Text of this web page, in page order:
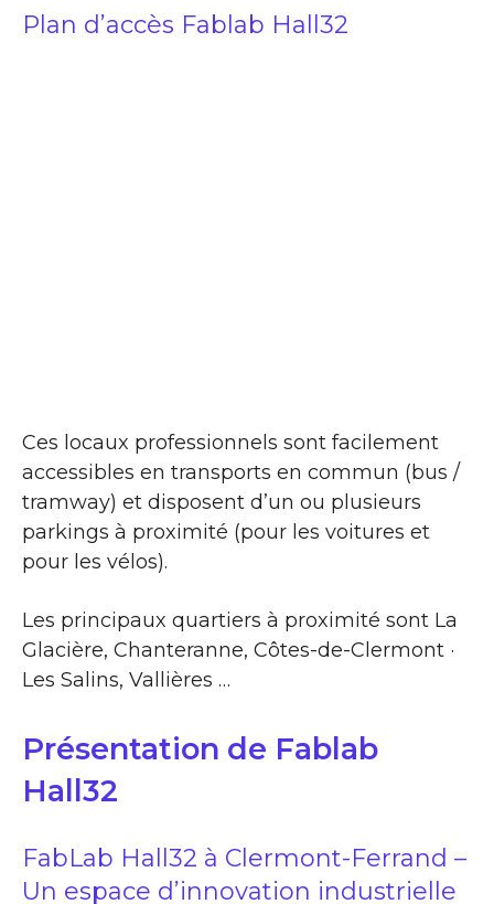
Plan d’accès Fablab Hall32
Ces locaux professionnels sont facilement
accessibles en transports en commun (bus /
tramway) et disposent d’un ou plusieurs
parkings à proximité (pour les voitures et
pour les vélos).
Les principaux quartiers à proximité sont La
Glacière, Chanteranne, Côtes-de-Clermont ·
Les Salins, Vallières …
Présentation de Fablab
Hall32
FabLab Hall32 à Clermont-Ferrand –
Un espace d’innovation industrielle